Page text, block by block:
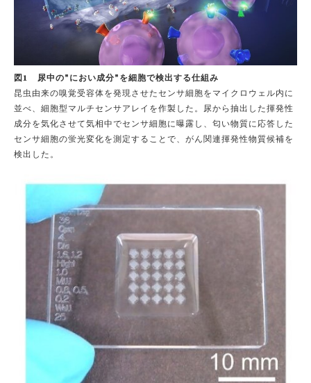
図1 尿中の"におい成分"を細胞で検出する仕組み
昆虫由来の嗅覚受容体を発現させたセンサ細胞をマイクロウェル内に
並べ、細胞型マルチセンサアレイを作製した。尿から抽出した揮発性
成分を気化させて気相中でセンサ細胞に曝露し、匂い物質に応答した
センサ細胞の蛍光変化を測定することで、がん関連揮発性物質候補を
検出した。